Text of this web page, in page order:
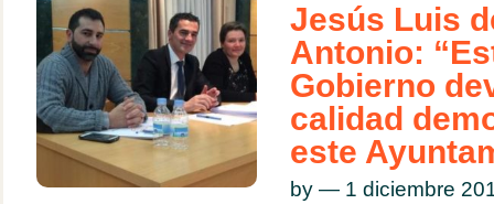
Jesús Luis
Antonio:
Gobierno
calidad
este
by — 1 diciembre